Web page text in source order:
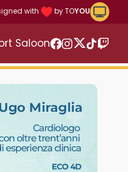
with by TOYOU
Saloon
Twitter